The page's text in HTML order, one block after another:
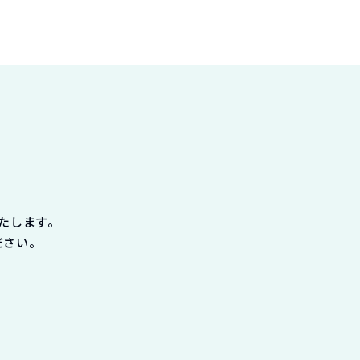
ます。
い。